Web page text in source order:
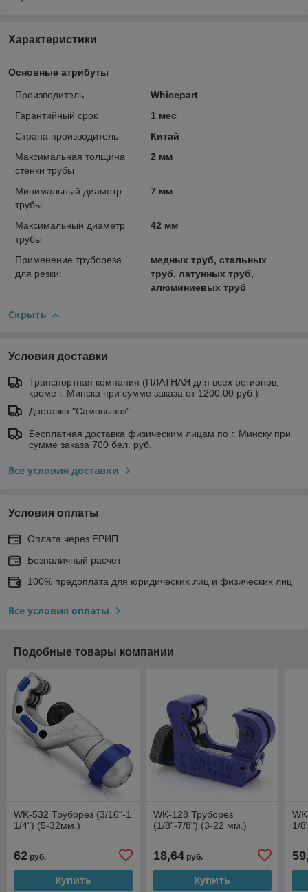
Характеристики
Основные атрибуты
Производитель
Whicepart
Гарантийный срок
1 мес
Страна производитель
Китай
Максимальная толщина
стенки трубы
2 мм
Минимальный диаметр
трубы
7 мм
Максимальный диаметр
трубы
42 мм
Применение трубореза
для резки:
медных труб, стальных
труб, латунных труб,
алюминиевых труб
Скрыть
Условия доставки
Транспортная компания (ПЛАТНАЯ для всех регионов,
кроме г. Минска при сумме заказа от 1200.00 руб.)
Доставка "Самовывоз"
Бесплатная доставка физическим лицам по г. Минску при
сумме заказа 700 бел. руб.
Все условия доставки
Условия оплаты
Оплата через ЕРИП
Безналичный расчет
100% предоплата для юридических лиц и физических лиц
Все условия оплаты
Подобные товары компании
WK-532 Труборез (3/16"-1
1/4") (5-32мм.)
62 руб.
Купить
WK-128 Труборез
(1/8"-7/8") (3-22 мм.)
18,64руб.
Купить
1/